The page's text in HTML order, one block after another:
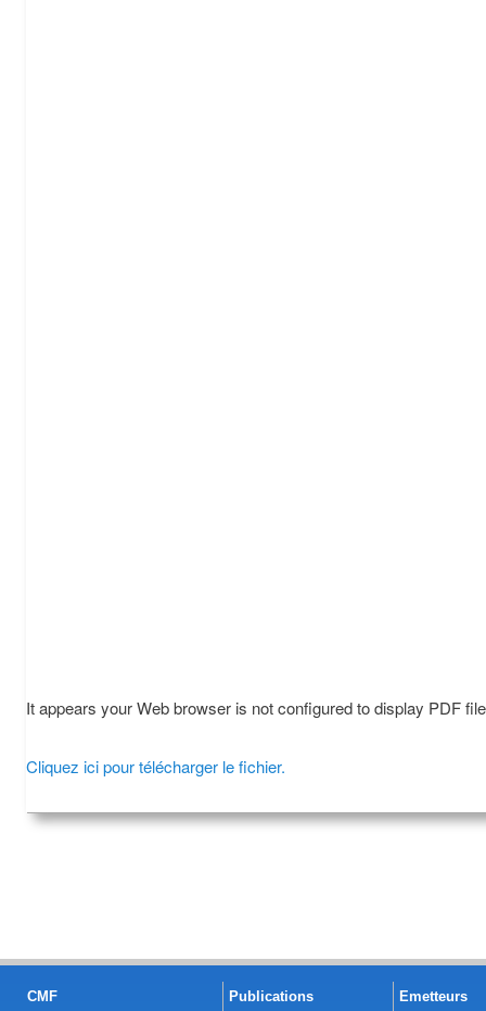
It appears your Web browser is not configured to display PDF
Cliquez ici pour télécharger le fichier.
CMF Publications Emetteurs